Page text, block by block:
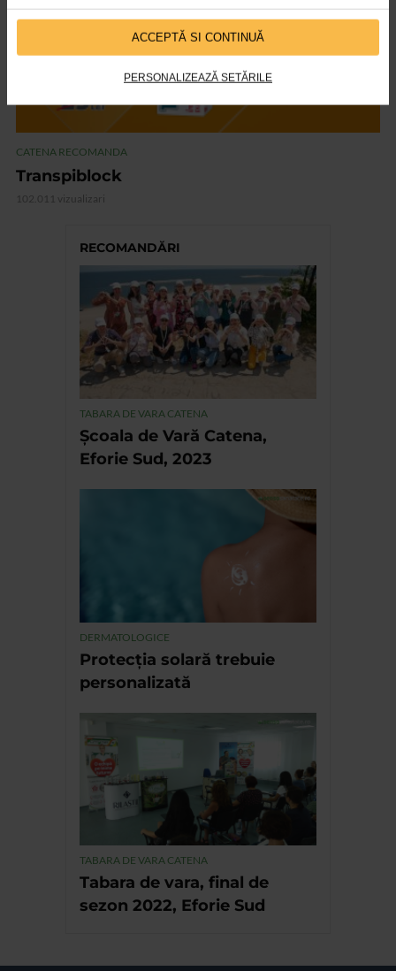
ACCEPTĂ SI CONTINUĂ
PERSONALIZEAZĂ SETĂRILE
CATENA RECOMANDA
Transpiblock
102.011 vizualizari
RECOMANDĂRI
TABARA DE VARA CATENA
Școala de Vară Catena,
Eforie Sud, 2023
DERMATOLOGICE
Protecția solară trebuie
personalizată
TABARA DE VARA CATENA
Tabara de vara, final de
sezon 2022, Eforie Sud